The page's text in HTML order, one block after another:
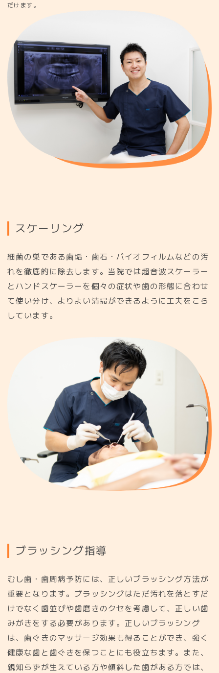
だけます。
スケー リ ング
細菌の巣である歯垢・歯石・バイオフィルムなどの汚
れを徹底的に除去します。当院では超音波スケーラー
とハンドスケーラーを個々の症状や歯の形態に合わせ
て使い分け、よりよい清掃ができるように工夫をこら
しています。
ブラ ッ シ ング指導
むし歯・歯周病予防には、正しいブラッシング方法が
重要となります。ブラッシングはただ汚れを落とすだ
けでなく歯並びや歯磨きのクセを考慮して、正しい歯
みがきをする必要があります。正しいブラッシング
は、歯ぐきのマッサージ効果も得ることができ、強く
健康な歯と歯ぐきを保つことにも役立ちます。また、
親知らずが生えている方や傾斜した歯がある方では、